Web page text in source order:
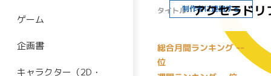
ゲーム
企画書
キャラクター（2D・
タイトル アクセラドリ
制作者に連絡する
総合月間ランキング --
位